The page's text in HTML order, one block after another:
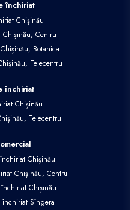
închiriat
Chișinău
Centru
Botanica
Telecentru
închiriat
Chișinău
Telecentru
Chișinău
Chișinău, Centru
Chișinău
Sîngera